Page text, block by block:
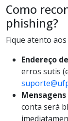
Como
phishing?
Fique atento
Endereço
erros sutis
conta será